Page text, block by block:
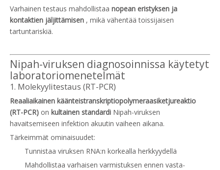
Varhainen testaus mahdollistaa nopean eristyksen ja
kontaktien jäljittämisen , mikä vähentää toissijaisen
tartuntariskiä.
Nipah-viruksen diagnosoinnissa käytetyt
laboratoriomenetelmät
1. Molekyylitestaus (RT-PCR)
Reaaliaikainen käänteistranskriptiopolymeraasiketjureaktio
(RT-PCR) on kultainen standardi Nipah-viruksen
havaitsemiseen infektion akuutin vaiheen aikana.
Tärkeimmät ominaisuudet:
Tunnistaa viruksen RNA:n korkealla herkkyydellä
Mahdollistaa varhaisen varmistuksen ennen vasta-